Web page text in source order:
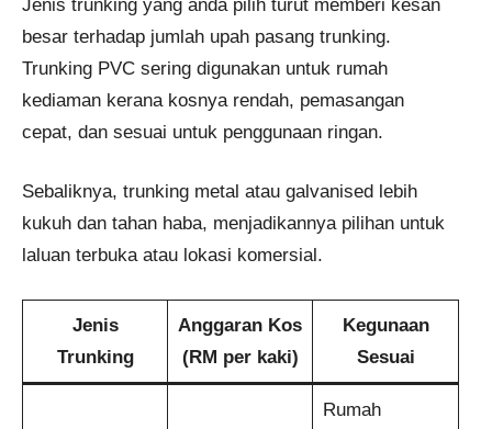
Jenis trunking yang anda pilih turut memberi kesan
besar terhadap jumlah upah pasang trunking.
Trunking PVC sering digunakan untuk rumah
kediaman kerana kosnya rendah, pemasangan
cepat, dan sesuai untuk penggunaan ringan.
Sebaliknya, trunking metal atau galvanised lebih
kukuh dan tahan haba, menjadikannya pilihan untuk
laluan terbuka atau lokasi komersial.
Jenis
Trunking
Anggaran Kos
(RM per kaki)
Kegunaan
Sesuai
Rumah